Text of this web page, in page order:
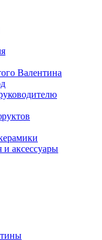
Валентина
и аксессуары